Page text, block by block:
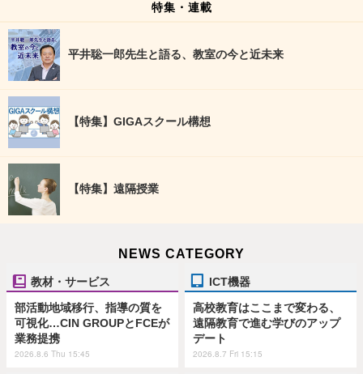
特集・連載
平井聡一郎先生と語る、教室の今と近未来
【特集】GIGAスクール構想
【特集】遠隔授業
NEWS CATEGORY
教材・サービス
部活動地域移行、指導の質を
可視化…CIN GROUPとFCEが
業務提携
2026.8.6 Thu 15:45
ICT機器
高校教育はここまで変わる、
遠隔教育で進む学びのアップ
デート
2026.8.7 Fri 15:15